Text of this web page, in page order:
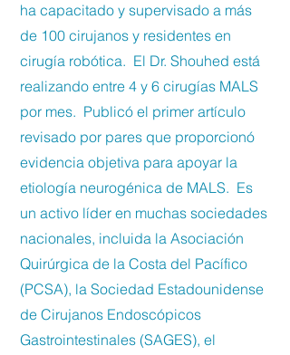
ha capacitado y supervisado a más
de 100 cirujanos y residentes en
cirugía robótica. El Dr. Shouhed está
realizando entre 4 y 6 cirugías MALS
por mes. Publicó el primer artículo
revisado por pares que proporcionó
evidencia objetiva para apoyar la
etiología neurogénica de MALS. Es
un activo líder en muchas sociedades
nacionales, incluida la Asociación
Quirúrgica de la Costa del Pacífico
(PCSA), la Sociedad Estadounidense
de Cirujanos Endoscópicos
Gastrointestinales (SAGES), el